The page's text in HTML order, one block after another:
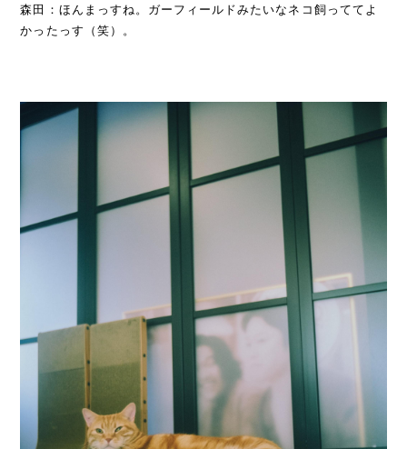
森田：ほんまっすね。ガーフィールドみたいなネコ飼っててよ
かったっす（笑）。